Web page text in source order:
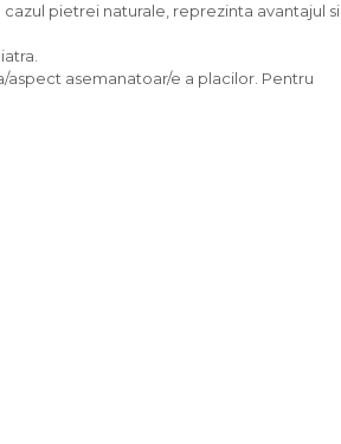
pietrei naturale, reprezinta avantajul si
asemanatoar/e a placilor. Pentru